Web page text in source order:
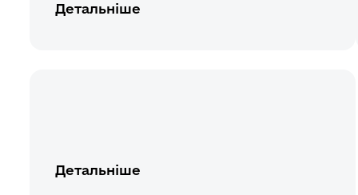
Детальніше
Детальніше